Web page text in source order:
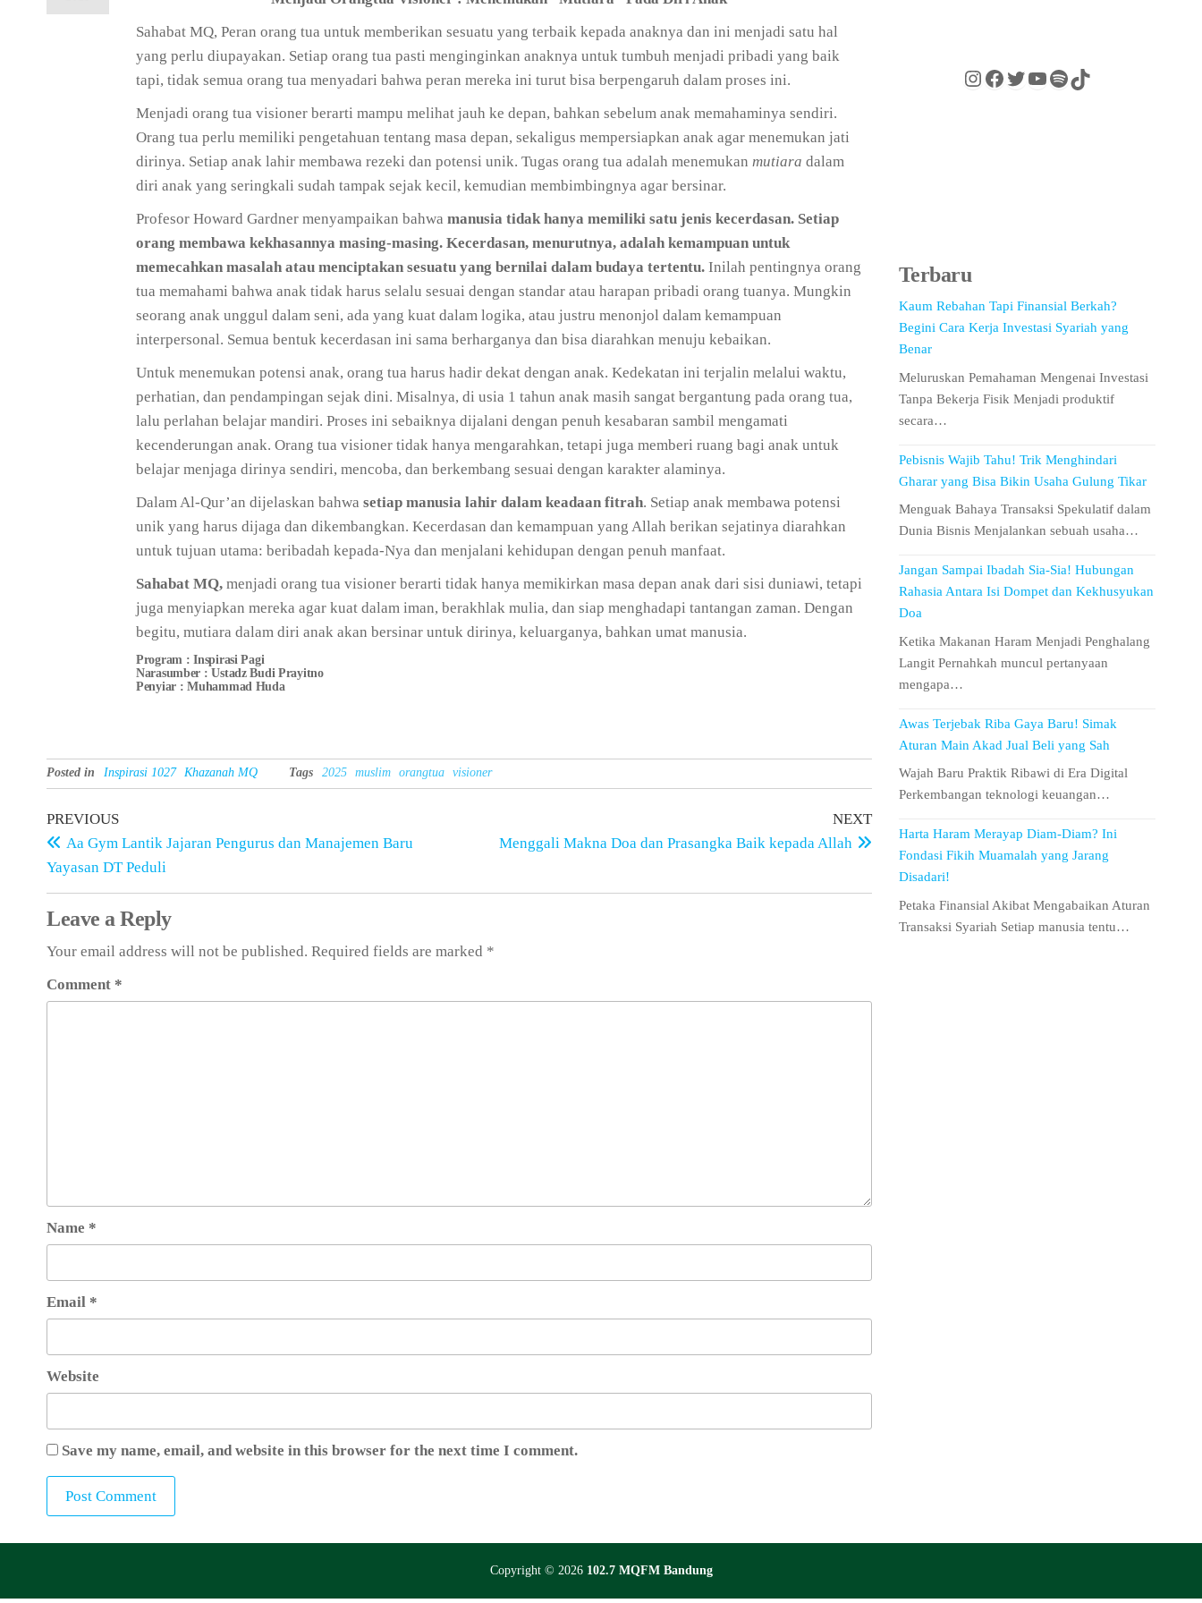
Sahabat MQ, Peran orang tua untuk memberikan sesuatu yang terbaik kepada anaknya dan ini menjadi satu hal
yang perlu diupayakan. Setiap orang tua pasti menginginkan anaknya untuk tumbuh menjadi pribadi yang baik
tapi, tidak semua orang tua menyadari bahwa peran mereka ini turut bisa berpengaruh dalam proses ini.
Menjadi orang tua visioner berarti mampu melihat jauh ke depan, bahkan sebelum anak memahaminya sendiri.
Orang tua perlu memiliki pengetahuan tentang masa depan, sekaligus mempersiapkan anak agar menemukan jati
dirinya. Setiap anak lahir membawa rezeki dan potensi unik. Tugas orang tua adalah menemukan mutiara dalam
diri anak yang seringkali sudah tampak sejak kecil, kemudian membimbingnya agar bersinar.
Profesor Howard Gardner menyampaikan bahwa manusia tidak hanya memiliki satu jenis kecerdasan. Setiap
orang membawa kekhasannya masing-masing. Kecerdasan, menurutnya, adalah kemampuan untuk
memecahkan masalah atau menciptakan sesuatu yang bernilai dalam budaya tertentu. Inilah pentingnya orang
tua memahami bahwa anak tidak harus selalu sesuai dengan standar atau harapan pribadi orang tuanya. Mungkin
seorang anak unggul dalam seni, ada yang kuat dalam logika, atau justru menonjol dalam kemampuan
interpersonal. Semua bentuk kecerdasan ini sama berharganya dan bisa diarahkan menuju kebaikan.
Untuk menemukan potensi anak, orang tua harus hadir dekat dengan anak. Kedekatan ini terjalin melalui waktu,
perhatian, dan pendampingan sejak dini. Misalnya, di usia 1 tahun anak masih sangat bergantung pada orang tua,
lalu perlahan belajar mandiri. Proses ini sebaiknya dijalani dengan penuh kesabaran sambil mengamati
kecenderungan anak. Orang tua visioner tidak hanya mengarahkan, tetapi juga memberi ruang bagi anak untuk
belajar menjaga dirinya sendiri, mencoba, dan berkembang sesuai dengan karakter alaminya.
Dalam Al-Qur’an dijelaskan bahwa setiap manusia lahir dalam keadaan fitrah. Setiap anak membawa potensi
unik yang harus dijaga dan dikembangkan. Kecerdasan dan kemampuan yang Allah berikan sejatinya diarahkan
untuk tujuan utama: beribadah kepada-Nya dan menjalani kehidupan dengan penuh manfaat.
Sahabat MQ, menjadi orang tua visioner berarti tidak hanya memikirkan masa depan anak dari sisi duniawi, tetapi
juga menyiapkan mereka agar kuat dalam iman, berakhlak mulia, dan siap menghadapi tantangan zaman. Dengan
begitu, mutiara dalam diri anak akan bersinar untuk dirinya, keluarganya, bahkan umat manusia.
Program : Inspirasi Pagi
Narasumber : Ustadz Budi Prayitno
Penyiar : Muhammad Huda
Posted in Inspirasi 1027 Khazanah MQ Tags 2025 muslim orangtua visioner
PREVIOUS
Aa Gym Lantik Jajaran Pengurus dan Manajemen Baru
Yayasan DT Peduli
NEXT
Menggali Makna Doa dan Prasangka Baik kepada Allah
Leave a Reply
Your email address will not be published. Required fields are marked *
Comment *
Name *
Email *
Website
Save my name, email, and website in this browser for the next time I comment.
Terbaru
Kaum Rebahan Tapi Finansial Berkah?
Begini Cara Kerja Investasi Syariah yang
Benar
Meluruskan Pemahaman Mengenai Investasi
Tanpa Bekerja Fisik Menjadi produktif
secara…
Pebisnis Wajib Tahu! Trik Menghindari
Gharar yang Bisa Bikin Usaha Gulung Tikar
Menguak Bahaya Transaksi Spekulatif dalam
Dunia Bisnis Menjalankan sebuah usaha…
Jangan Sampai Ibadah Sia-Sia! Hubungan
Rahasia Antara Isi Dompet dan Kekhusyukan
Doa
Ketika Makanan Haram Menjadi Penghalang
Langit Pernahkah muncul pertanyaan
mengapa…
Awas Terjebak Riba Gaya Baru! Simak
Aturan Main Akad Jual Beli yang Sah
Wajah Baru Praktik Ribawi di Era Digital
Perkembangan teknologi keuangan…
Harta Haram Merayap Diam-Diam? Ini
Fondasi Fikih Muamalah yang Jarang
Disadari!
Petaka Finansial Akibat Mengabaikan Aturan
Transaksi Syariah Setiap manusia tentu…
Copyright © 2026 102.7 MQFM Bandung